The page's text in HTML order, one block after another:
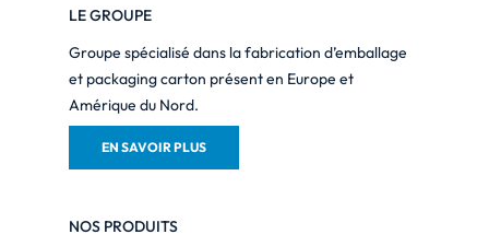
LE GROUPE
Groupe spécialisé dans la fabrication d’emballage
et packaging carton présent en Europe et
Amérique du Nord.
EN SAVOIR PLUS
NOS PRODUITS